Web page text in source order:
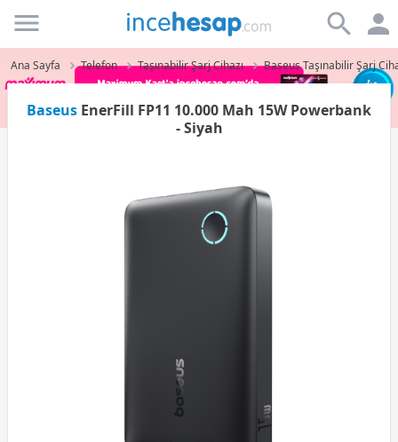
Incehesap
Ana Sayfa Telefon Taşınabilir Şarj Cihazı Baseus Taşınabilir Şarj
Baseus EnerFill FP11 10.000 Mah 15W Powerbank
- Siyah